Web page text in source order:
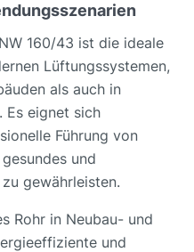
160/43 ist die ideale
Lüftungssystemen,
als auch in
Es eignet sich
Führung von
und
gewährleisten.
Rohr in Neubau- und
und